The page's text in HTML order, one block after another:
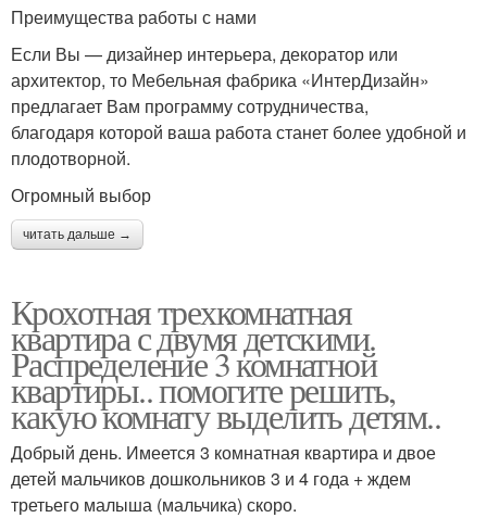
Преимущества работы с нами
Если Вы — дизайнер интерьера, декоратор или
архитектор, то Мебельная фабрика «ИнтерДизайн»
предлагает Вам программу сотрудничества,
благодаря которой ваша работа станет более удобной и
плодотворной.
Огромный выбор
читать дальше →
Крохотная трехкомнатная
квартира с двумя детскими.
Распределение 3 комнатной
квартиры.. помогите решить,
какую комнату выделить детям..
Добрый день. Имеется 3 комнатная квартира и двое
детей мальчиков дошкольников 3 и 4 года + ждем
третьего малыша (мальчика) скоро.